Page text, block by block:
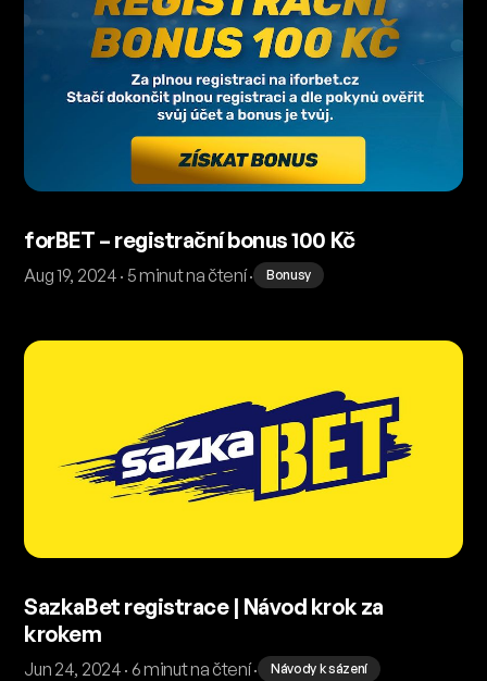
forBET – registrační bonus 100 Kč
Aug 19, 2024 · 5 minut na čtení · Bonusy
SazkaBet registrace | Návod krok za
krokem
Jun 24, 2024 · 6 minut na čtení · Návody k sázení